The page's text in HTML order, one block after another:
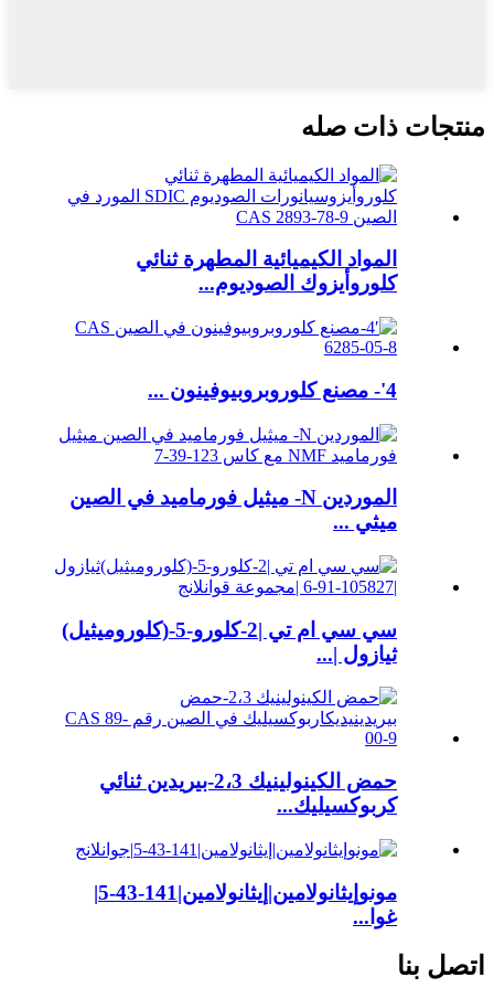
منتجات ذات صله
المواد الكيميائية المطهرة ثنائي
كلوروأيزوك الصوديوم...
4'- مصنع كلوروبروبيوفينون ...
الموردين N- ميثيل فورماميد في الصين
ميثي ...
سي سي ام تي |2-كلورو-5-(كلوروميثيل)
ثيازول |...
حمض الكينولينيك 2،3-بيريدين ثنائي
كربوكسيليك...
مونوإيثانولامين|إيثانولامين|141-43-5|
غوا...
اتصل بنا